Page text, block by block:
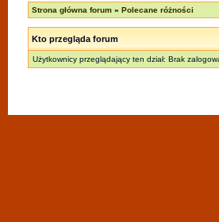
Strona główna forum » Polecane różności
Kto przegląda forum
Użytkownicy przeglądający ten dział: Brak